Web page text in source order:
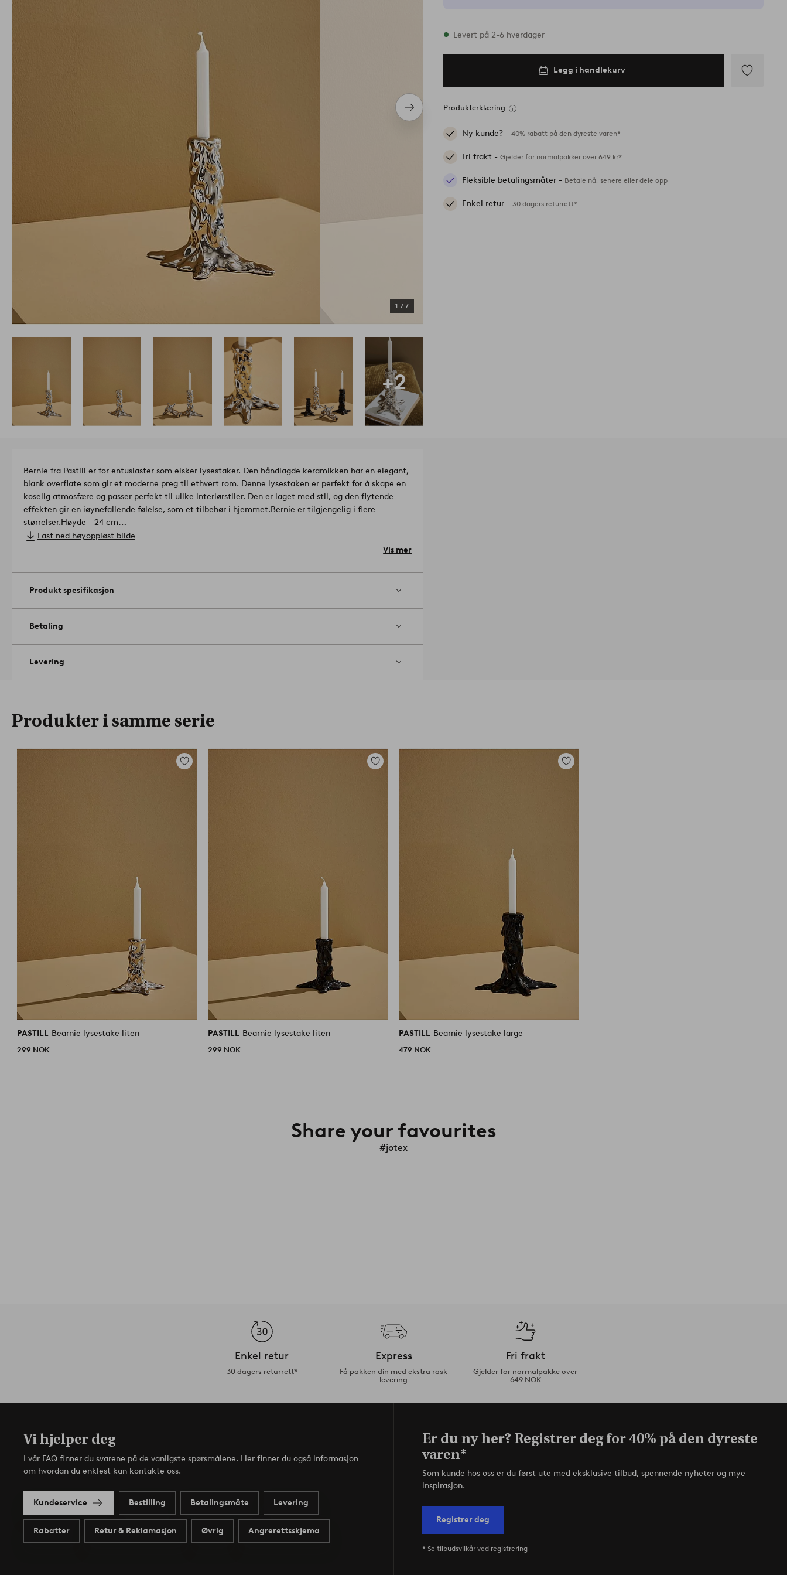
Neste
produkt
1 / 7
På lager
Levert på 2-6 hverdager
Legg i handlekurv
Produkterklæring
Ny kunde? -40% rabatt på den dyreste varen*
Fri frakt -Gjelder for normalpakker over 649 kr*
Fleksible betalingsmåter - Betale nå, senere eller dele opp
Enkel retur -30 dagers returrett*
+2
Bernie fra Pastill er for entusiaster som elsker lysestaker. Den håndlagde keramikken har en elegant,
blank overflate som gir et moderne preg til ethvert rom. Denne lysestaken er perfekt for å skape en
koselig atmosfære og passer perfekt til ulike interiørstiler. Den er laget med stil, og den flytende
effekten gir en iøynefallende følelse, som et tilbehør i hjemmet.Bernie er tilgjengelig i flere
størrelser.Høyde - 24 cm
Diameter - 7 cm.Artikelnummer: 2118753-02-0
Last ned høyoppløst bilde
Vis mer
Produkt spesifikasjon
Betaling
Levering
Produkter i samme serie
Legg
PASTILL Bearnie lysestake liten
299 NOK
Legg
PASTILL Bearnie lysestake liten
299 NOK
Legg
PASTILL Bearnie lysestake large
479 NOK
Share your favourites
#jotex
Enkel retur
30 dagers returrett*
Express
Få pakken din med ekstra rask
levering
Fri frakt
Gjelder for normalpakke over
649 NOK
Vi hjelper deg
I vår FAQ finner du svarene på de vanligste spørsmålene. Her finner du også informasjon
om hvordan du enklest kan kontakte oss.
Kundeservice Bestilling Betalingsmåte Levering
Rabatter Retur & Reklamasjon Øvrig Angrerettsskjema
Er du ny her? Registrer deg for 40% på den dyreste
varen*
Som kunde hos oss er du først ute med eksklusive tilbud, spennende nyheter og mye
inspirasjon.
Registrer deg
* Se tilbudsvilkår ved registrering